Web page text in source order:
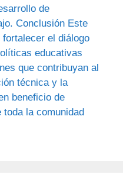
de
Conclusión Este
el diálogo
educativas
que contribuyan al
técnica y la
beneficio de
la comunidad